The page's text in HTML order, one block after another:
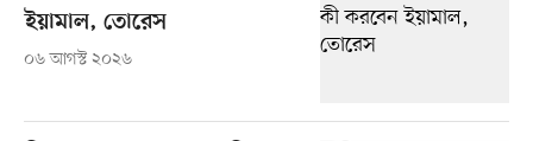
ইয়ামাল, তোরেস
০৬ আগস্ট ২০২৬